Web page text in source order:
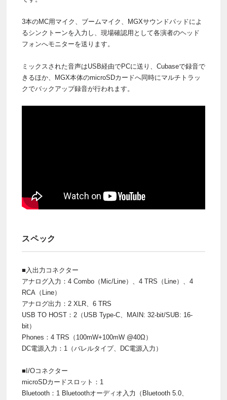
3本のMC用マイク、ブームマイク、MGXサウンドパッドによ
るシンクトーンを入力し、現場確認用として各演者のヘッド
フォンへモニターを送ります。
ミックスされた音声はUSB経由でPCに送り、Cubaseで録音で
きるほか、MGX本体のmicroSDカードへ同時にマルチトラッ
クでバックアップ録音が行われます。
スペック
■入出力コネクター
アナログ入力：4 Combo（Mic/Line）、4 TRS（Line）、4
RCA（Line）
アナログ出力：2 XLR、6 TRS
USB TO HOST：2（USB Type-C、MAIN: 32-bit/SUB: 16-
bit）
Phones：4 TRS（100mW+100mW @40Ω）
DC電源入力：1（バレルタイプ、DC電源入力）
■I/Oコネクター
microSDカードスロット：1
Bluetooth：1 Bluetoothオーディオ入力（Bluetooth 5.0、